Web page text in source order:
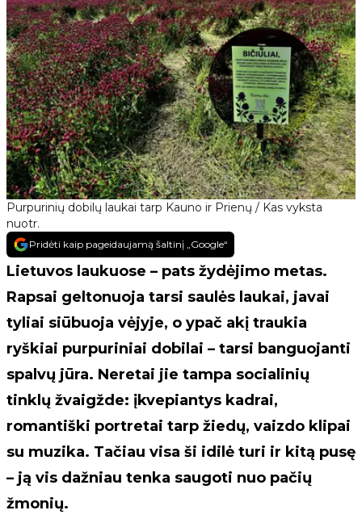
Purpurinių dobilų laukai tarp Kauno ir Prienų / Kas vyksta
nuotr.
Pridėti kaip pageidaujamą šaltinį „Google“
Lietuvos laukuose – pats žydėjimo metas.
Rapsai geltonuoja tarsi saulės laukai, javai
tyliai siūbuoja vėjyje, o ypač akį traukia
ryškiai purpuriniai dobilai – tarsi banguojanti
spalvų jūra. Neretai jie tampa socialinių
tinklų žvaigžde: įkvepiantys kadrai,
romantiški portretai tarp žiedų, vaizdo klipai
su muzika. Tačiau visa ši idilė turi ir kitą pusę
– ją vis dažniau tenka saugoti nuo pačių
žmonių.